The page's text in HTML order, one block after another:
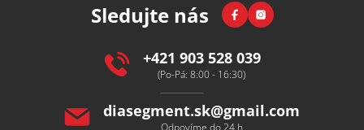
Sledujte nás FacebookInstagram
+421 903 528 039
(Po-Pá: 8:00 - 16:30)
diasegment.sk@gmail.com
Odpovíme do 24 h